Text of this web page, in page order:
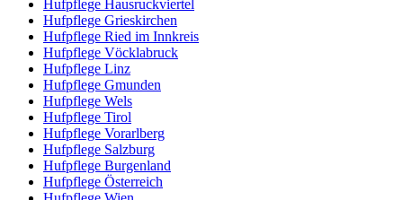
Hufpflege Hausruckviertel
Hufpflege Grieskirchen
Hufpflege Ried im Innkreis
Hufpflege Vöcklabruck
Hufpflege Linz
Hufpflege Gmunden
Hufpflege Wels
Hufpflege Tirol
Hufpflege Vorarlberg
Hufpflege Salzburg
Hufpflege Burgenland
Hufpflege Österreich